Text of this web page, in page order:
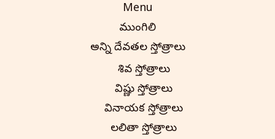
Menu
ముంగిలి
అన్ని దేవతల స్తోత్రాలు
శివ స్తోత్రాలు
విష్ణు స్తోత్రాలు
వినాయక స్తోత్రాలు
లలితా స్తోత్రాలు